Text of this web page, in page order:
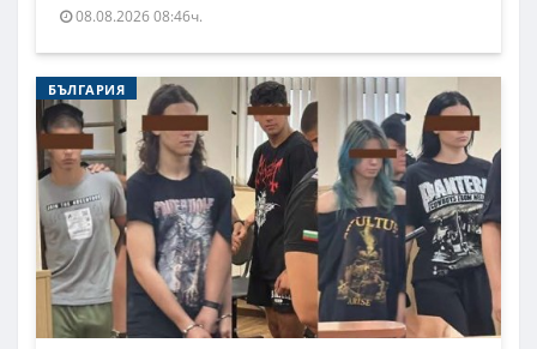
08.08.2026 08:46ч.
БЪЛГАРИЯ